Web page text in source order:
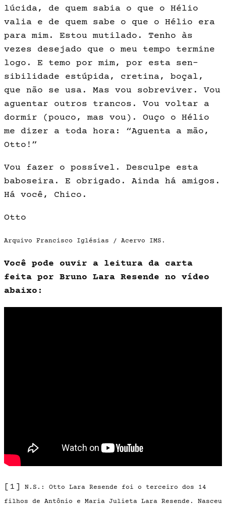
lúcida, de quem sabia o que o Hélio
valia e de quem sabe o que o Hélio era
para mim. Estou mutilado. Tenho às
vezes desejado que o meu tempo termine
logo. E temo por mim, por esta sen­
sibilidade estúpida, cretina, boçal,
que não se usa. Mas vou sobreviver. Vou
aguentar outros trancos. Vou voltar a
dormir (pouco, mas vou). Ouço o Hélio
me dizer a toda hora: “Aguenta a mão,
Otto!”
Vou fazer o possível. Desculpe esta
baboseira. E obrigado. Ainda há amigos.
Há você, Chico.
Otto
Arquivo Francisco Iglésias / Acervo IMS.
Você pode ouvir a leitura da carta
feita por Bruno Lara Resende no vídeo
abaixo:
[1]
N.S.: Otto Lara Resende foi o terceiro dos 14
filhos de Antônio e Maria Julieta Lara Resende. Nasceu